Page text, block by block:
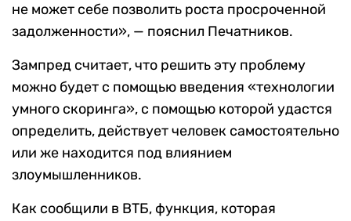
не может себе позволить роста просроченной
задолженности», — пояснил Печатников.
Зампред считает, что решить эту проблему
можно будет с помощью введения «технологии
умного скоринга», с помощью которой удастся
определить, действует человек самостоятельно
или же находится под влиянием
злоумышленников.
Как сообщили в ВТБ, функция, которая